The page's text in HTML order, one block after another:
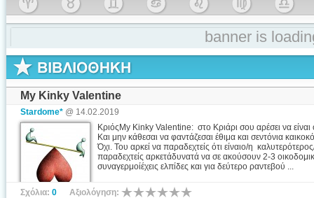
banner is
My Kinky Valentine
Stardome* @ 14.02.2019
ΚριόςMy Kinky Valentine: στο Κριάρι σου αρέσει να
Και μην κάθεσαι να φαντάζεσαι έθιμα και σεντόνια
Όχι. Του αρκεί να παραδεχτείς ότι είναιο/η
παραδεχτείς αρκετάδυνατά να σε ακούσουν 2-3
συναγερμοίέχεις ελπίδες και για δεύτερο ραντεβού ...
Σχόλια: 0 Αξιολόγηση: